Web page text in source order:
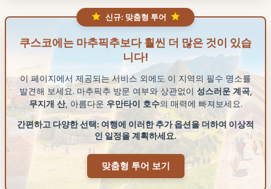
신규: 맞춤형 투어
쿠스코에는 마추픽추보다 훨씬 더 많은 것이 있습
니다!
이 페이지에서 제공되는 서비스 외에도 이 지역의 필수 명소를
발견해 보세요. 마추픽추 방문 여부와 상관없이 성스러운 계곡,
무지개 산, 아름다운 우만타이 호수의 매력에 빠져보세요.
간편하고 다양한 선택: 여행에 이러한 추가 옵션을 더하여 이상적
인 일정을 계획하세요.
맞춤형 투어 보기